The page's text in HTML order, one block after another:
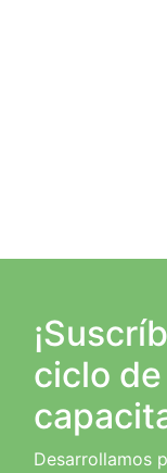
ciclo de
Desarrollamos